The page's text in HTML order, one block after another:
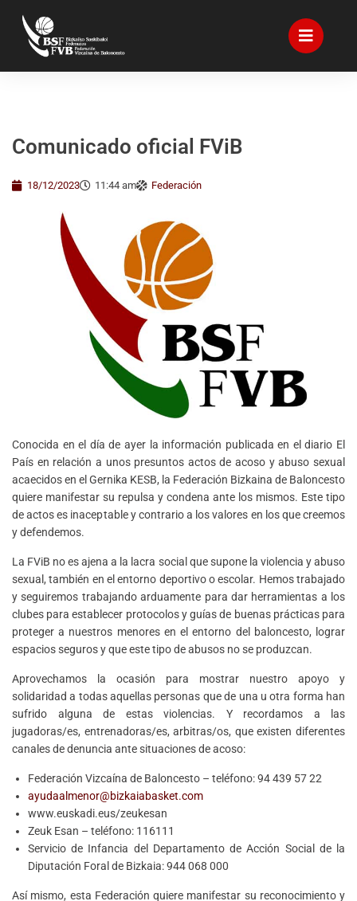
Comunicado oficial FViB
18/12/2023 11:44 am Federación
Conocida en el día de ayer la información publicada en el diario El
País en relación a unos presuntos actos de acoso y abuso sexual
acaecidos en el Gernika KESB, la Federación Bizkaina de Baloncesto
quiere manifestar su repulsa y condena ante los mismos. Este tipo
de actos es inaceptable y contrario a los valores en los que creemos
y defendemos.
La FViB no es ajena a la lacra social que supone la violencia y abuso
sexual, también en el entorno deportivo o escolar. Hemos trabajado
y seguiremos trabajando arduamente para dar herramientas a los
clubes para establecer protocolos y guías de buenas prácticas para
proteger a nuestros menores en el entorno del baloncesto, lograr
espacios seguros y que este tipo de abusos no se produzcan.
Aprovechamos la ocasión para mostrar nuestro apoyo y
solidaridad a todas aquellas personas que de una u otra forma han
sufrido alguna de estas violencias. Y recordamos a las
jugadoras/es, entrenadoras/es, arbitras/os, que existen diferentes
canales de denuncia ante situaciones de acoso:
Federación Vizcaína de Baloncesto – teléfono: 94 439 57 22
ayudaalmenor@bizkaiabasket.com
www.euskadi.eus/zeukesan
Zeuk Esan – teléfono: 116111
Servicio de Infancia del Departamento de Acción Social de la
Diputación Foral de Bizkaia: 944 068 000
Así mismo, esta Federación quiere manifestar su reconocimiento y